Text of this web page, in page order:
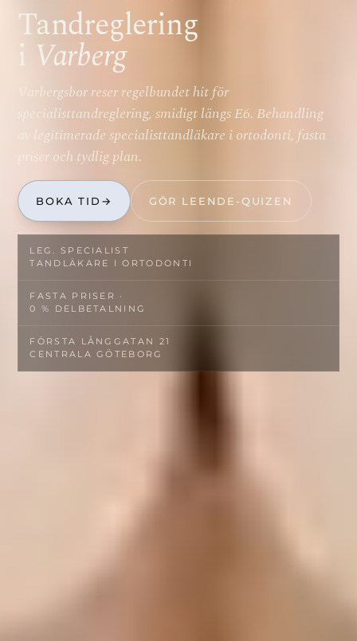
Tandreglering
i Varberg
Varbergsbor reser regelbundet hit för
specialisttandreglering, smidigt längs E6. Behandling
av legitimerade specialisttandläkare i ortodonti, fasta
priser och tydlig plan.
BOKA TID → GÖR LEENDE-QUIZEN
LEG. SPECIALIST­
TANDLÄKARE I ORTODONTI
FASTA PRISER ·
0 % DELBETALNING
FÖRSTA LÅNGGATAN 21
CENTRALA GÖTEBORG